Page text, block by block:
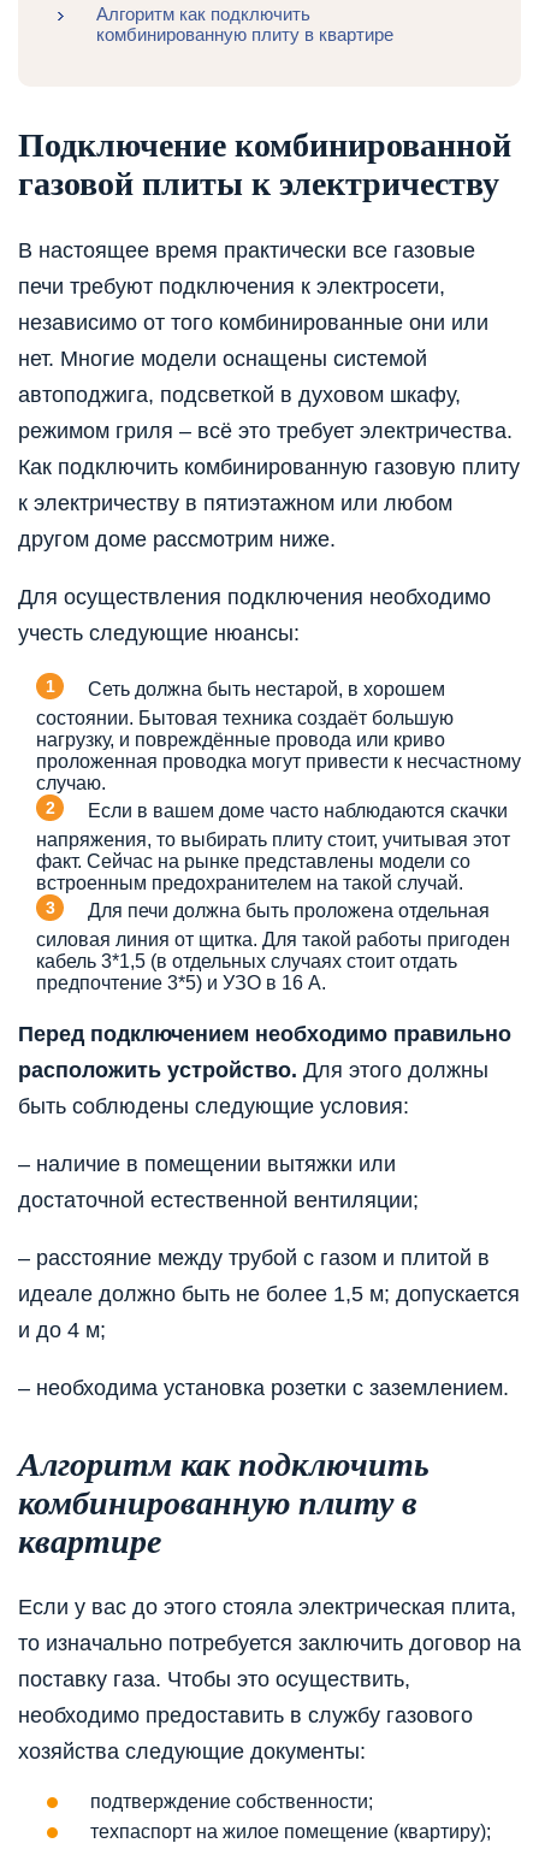
Алгоритм как подключить
комбинированную плиту в квартире
Подключение комбинированной
газовой плиты к электричеству
В настоящее время практически все газовые
печи требуют подключения к электросети,
независимо от того комбинированные они или
нет. Многие модели оснащены системой
автоподжига, подсветкой в духовом шкафу,
режимом гриля – всё это требует электричества.
Как подключить комбинированную газовую плиту
к электричеству в пятиэтажном или любом
другом доме рассмотрим ниже.
Для осуществления подключения необходимо
учесть следующие нюансы:
Сеть должна быть нестарой, в хорошем
состоянии. Бытовая техника создаёт большую
нагрузку, и повреждённые провода или криво
проложенная проводка могут привести к несчастному
случаю.
Если в вашем доме часто наблюдаются скачки
напряжения, то выбирать плиту стоит, учитывая этот
факт. Сейчас на рынке представлены модели со
встроенным предохранителем на такой случай.
Для печи должна быть проложена отдельная
силовая линия от щитка. Для такой работы пригоден
кабель 3*1,5 (в отдельных случаях стоит отдать
предпочтение 3*5) и УЗО в 16 А.
Перед подключением необходимо правильно
расположить устройство. Для этого должны
быть соблюдены следующие условия:
– наличие в помещении вытяжки или
достаточной естественной вентиляции;
– расстояние между трубой с газом и плитой в
идеале должно быть не более 1,5 м; допускается
и до 4 м;
– необходима установка розетки с заземлением.
Алгоритм как подключить
комбинированную плиту в
квартире
Если у вас до этого стояла электрическая плита,
то изначально потребуется заключить договор на
поставку газа. Чтобы это осуществить,
необходимо предоставить в службу газового
хозяйства следующие документы:
подтверждение собственности;
техпаспорт на жилое помещение (квартиру);